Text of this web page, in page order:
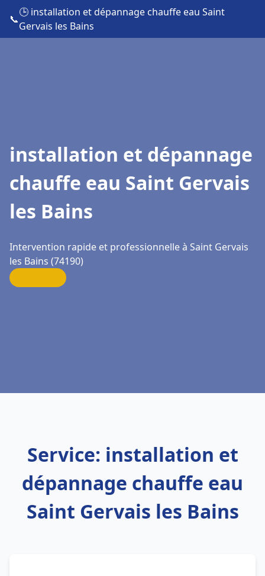
📞
🕒 installation et dépannage chauffe eau Saint
Gervais les Bains
installation et dépannage
chauffe eau Saint Gervais
les Bains
Intervention rapide et professionnelle à Saint Gervais
les Bains (74190)
Service: installation et
dépannage chauffe eau
Saint Gervais les Bains